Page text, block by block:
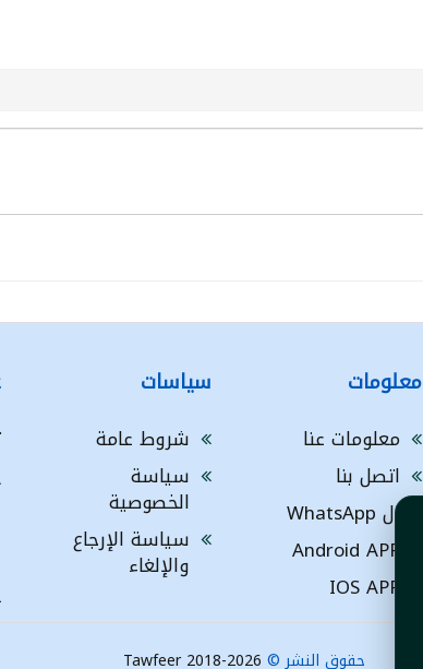
معلومات
معلومات عنا
اتصل بنا
ال WhatsApp
Android APP
IOS APP
سياسات
شروط عامة
سياسة
الخصوصية
سياسة الإرجاع
والإلغاء
حقوق النشر © Tawfeer 2018-2026